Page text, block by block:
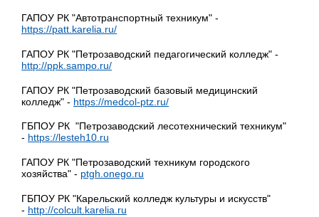
ГАПОУ РК "Автотранспортный техникум" -
https://patt.karelia.ru/
ГАПОУ РК "Петрозаводский педагогический колледж" -
http://ppk.sampo.ru/
ГАПОУ РК "Петрозаводский базовый медицинский
колледж" - https://medcol-ptz.ru/
ГБПОУ РК "Петрозаводский лесотехнический техникум"
- https://lesteh10.ru
ГАПОУ РК "Петрозаводский техникум городского
хозяйства" - ptgh.onego.ru
ГБПОУ РК "Карельский колледж культуры и искусств"
- http://colcult.karelia.ru